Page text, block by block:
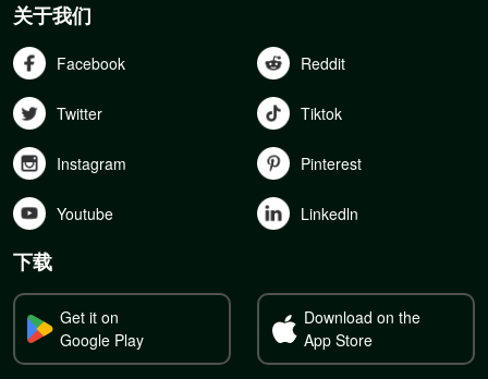
关于我们
Facebook Reddit
Twitter Tiktok
Instagram Pinterest
Youtube Linkedln
下载
Get it on
Google Play
Download on the
App Store